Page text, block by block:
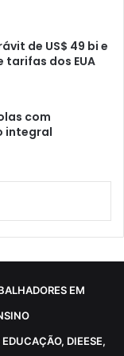
de US$ 49 bi e
dos EUA
com
integral
EM
DIEESE,